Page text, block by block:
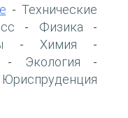
- Технические
- Физика -
- Химия -
- Экология -
Юриспруденция